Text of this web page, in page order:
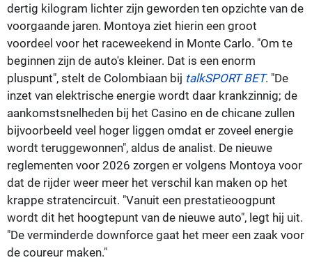
dertig kilogram lichter zijn geworden ten opzichte van de
voorgaande jaren. Montoya ziet hierin een groot
voordeel voor het raceweekend in Monte Carlo. "Om te
beginnen zijn de auto's kleiner. Dat is een enorm
pluspunt", stelt de Colombiaan bij talkSPORT BET. "De
inzet van elektrische energie wordt daar krankzinnig; de
aankomstsnelheden bij het Casino en de chicane zullen
bijvoorbeeld veel hoger liggen omdat er zoveel energie
wordt teruggewonnen", aldus de analist. De nieuwe
reglementen voor 2026 zorgen er volgens Montoya voor
dat de rijder weer meer het verschil kan maken op het
krappe stratencircuit. "Vanuit een prestatieoogpunt
wordt dit het hoogtepunt van de nieuwe auto", legt hij uit.
"De verminderde downforce gaat het meer een zaak voor
de coureur maken."